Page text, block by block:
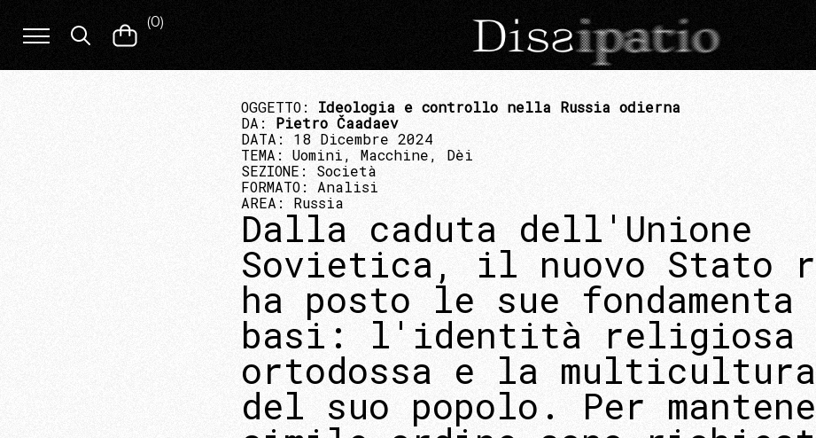
(0)
OGGETTO: Ideologia e controllo nella Russia odierna
DA: Pietro Čaadaev
DATA: 18 Dicembre 2024
TEMA: Uomini, Macchine, Dèi
SEZIONE: Società
FORMATO: Analisi
AREA: Russia
Dalla caduta dell'Unione
Sovietica, il nuovo Stato
ha posto le sue fondamenta
basi: l'identità religiosa
ortodossa e la
del suo popolo. Per